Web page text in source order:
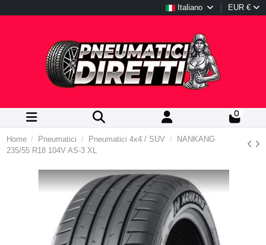
Italiano EUR €
0
Home Pneumatici Pneumatici 4x4 / SUV
NANKANG
235/55 R18 104V AS-3 XL